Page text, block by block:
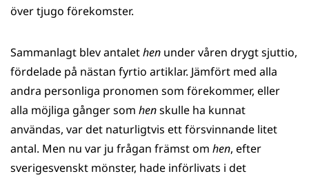
över tjugo förekomster.
Sammanlagt blev antalethen under våren drygt sjuttio,
fördelade på nästan fyrtio artiklar. Jämfört med alla
andra personliga pronomen som förekommer, eller
alla möjliga gånger som henskulle ha kunnat
användas, var det naturligtvis ett försvinnande litet
antal. Men nu var ju frågan främst om hen, efter
sverigesvenskt mönster, hade införlivats i det